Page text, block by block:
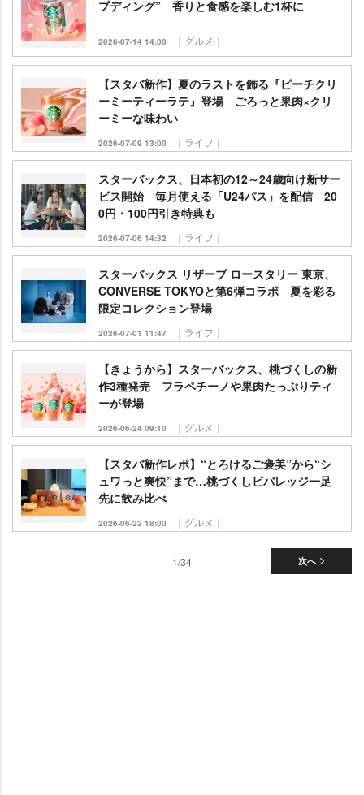
プディング” 香りと食感を楽しむ1杯に
2026-07-14 14:00 ｜グルメ｜
【スタバ新作】夏のラストを飾る『ピーチクリ
ーミーティーラテ』登場 ごろっと果肉×クリ
ーミーな味わい
2026-07-09 13:00 ｜ライフ｜
スターバックス、日本初の12～24歳向け新サー
ビス開始 毎月使える「U24パス」を配信 20
0円・100円引き特典も
2026-07-06 14:32 ｜ライフ｜
スターバックス リザーブ ロースタリー 東京、
CONVERSE TOKYOと第6弾コラボ 夏を彩る
限定コレクション登場
2026-07-01 11:47 ｜ライフ｜
【きょうから】スターバックス、桃づくしの新
作3種発売 フラペチーノや果肉たっぷりティ
ーが登場
2026-06-24 09:10 ｜グルメ｜
【スタバ新作レポ】“とろけるご褒美”から“シ
ュワっと爽快”まで…桃づくしビバレッジ一足
先に飲み比べ
2026-06-22 18:00 ｜グルメ｜
次へ
1/34